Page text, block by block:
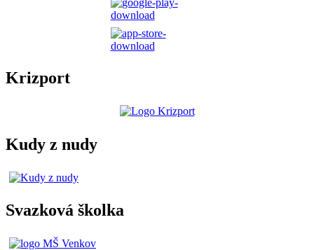
Krizport
Kudy z nudy
Svazková školka